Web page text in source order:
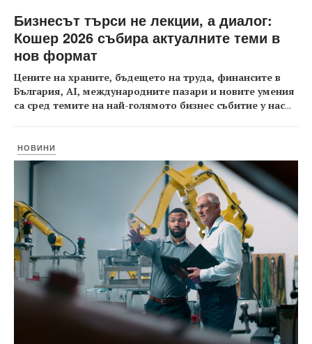
Бизнесът търси не лекции, а диалог:
Кошер 2026 събира актуалните теми в
нов формат
Цените на храните, бъдещето на труда, финансите в
България, AI, международните пазари и новите умения
са сред темите на най-голямото бизнес събитие у нас...
НОВИНИ